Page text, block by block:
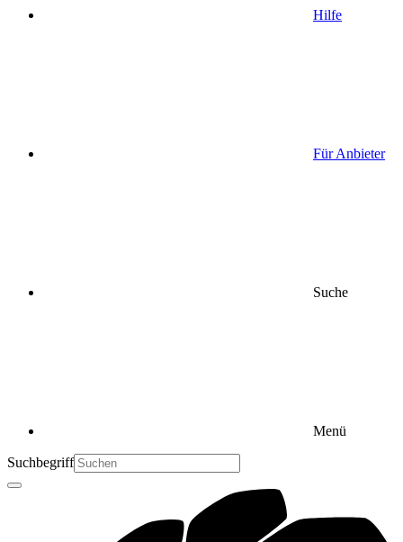
Hilfe
Für Anbieter
Suche
Menü
Suchbegriff